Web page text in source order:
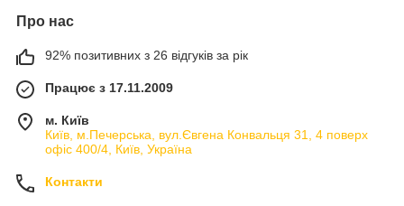
Про нас
92% позитивних з 26 відгуків за рік
Працює з 17.11.2009
м. Київ
Київ, м.Печерська, вул.Євгена Конвальця 31, 4 поверх
офіс 400/4, Київ, Україна
Контакти